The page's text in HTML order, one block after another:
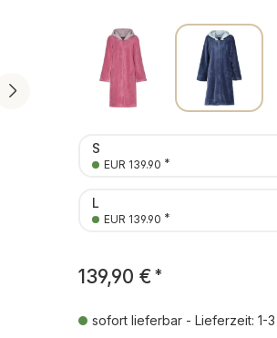
S
EUR 139.90 *
L
EUR 139.90 *
139,90 € *
sofort lieferbar - Lieferzeit: 1-